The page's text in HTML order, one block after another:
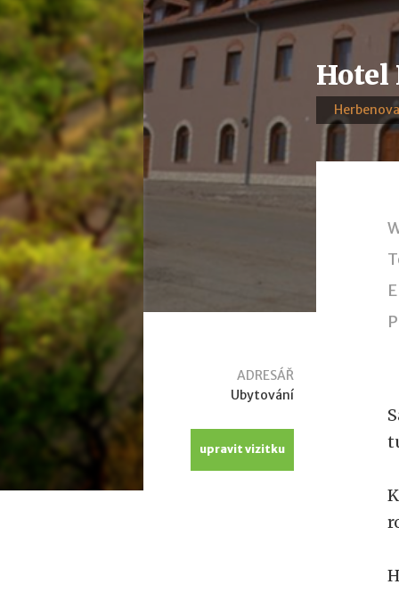
Hotel
ADRESÁŘ
Ubytování
upravit vizitku